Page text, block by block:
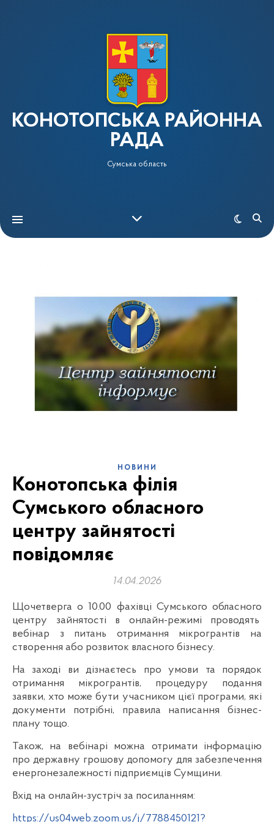
КОНОТОПСЬКА РАЙОННА
РАДА
Сумська область
НОВИНИ
Конотопська філія
Сумського обласного
центру зайнятості
повідомляє
14.04.2026
Щочетверга о 10.00 фахівці Сумського обласного
центру зайнятості в онлайн-режимі проводять
вебінар з питань отримання мікрогрантів на
створення або розвиток власного бізнесу.
На заході ви дізнаєтесь про умови та порядок
отримання мікрогрантів, процедуру подання
заявки, хто може бути учасником цієї програми, які
документи потрібні, правила написання бізнес-
плану тощо.
Також, на вебінарі можна отримати інформацію
про державну грошову допомогу для забезпечення
енергонезалежності підприємців Сумщини.
Вхід на онлайн-зустріч за посиланням:
https://us04web.zoom.us/j/7788450121?